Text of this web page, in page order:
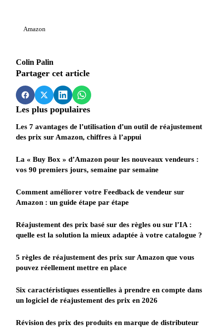
Amazon
Colin Palin
Partager cet article
Les plus populaires
Les 7 avantages de l’utilisation d’un outil de réajustement
des prix sur Amazon, chiffres à l’appui
La « Buy Box » d’Amazon pour les nouveaux vendeurs :
vos 90 premiers jours, semaine par semaine
Comment améliorer votre Feedback de vendeur sur
Amazon : un guide étape par étape
Réajustement des prix basé sur des règles ou sur l’IA :
quelle est la solution la mieux adaptée à votre catalogue ?
5 règles de réajustement des prix sur Amazon que vous
pouvez réellement mettre en place
Six caractéristiques essentielles à prendre en compte dans
un logiciel de réajustement des prix en 2026
Révision des prix des produits en marque de distributeur